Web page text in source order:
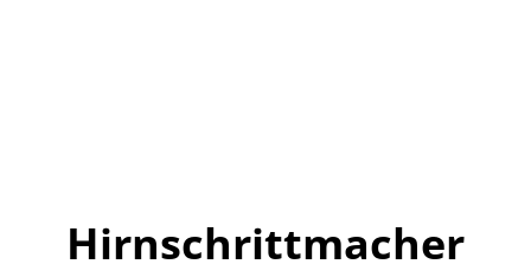
Hirnschrittmacher